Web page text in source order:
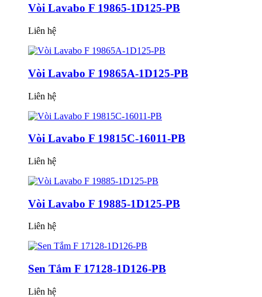
Vòi Lavabo F 19865-1D125-PB
Liên hệ
Vòi Lavabo F 19865A-1D125-PB
Liên hệ
Vòi Lavabo F 19815C-16011-PB
Liên hệ
Vòi Lavabo F 19885-1D125-PB
Liên hệ
Sen Tắm F 17128-1D126-PB
Liên hệ